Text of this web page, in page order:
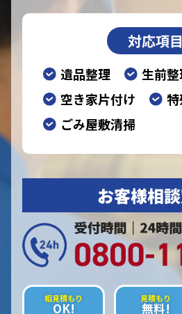
対応項目
遺品整理
生前整
空き家片付け
ごみ屋敷清掃
お客様相
相見積もり
OK!
見積もり
無料!